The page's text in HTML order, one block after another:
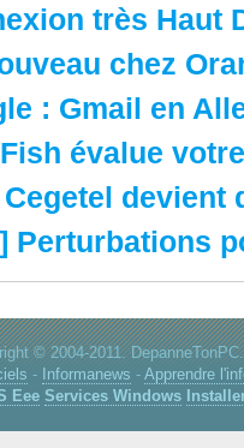
très Haut
chez
: Gmail en
évalue
devient
Perturbations
© 2004-2011.
- Informanews - Apprendre
Eee Services Windows